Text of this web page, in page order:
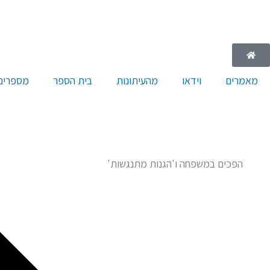
מאמרים וידאו מהעיתונות בית הספר
הפכים במשפחה ו'הגנות מתנגשות'